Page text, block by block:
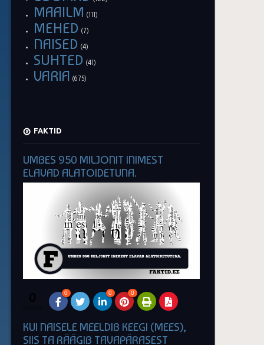
MAAILM (111)
MEHED (7)
NAISED (4)
SUHTED (41)
VARIA (675)
FAKTID
UMBES 950 MILJONIT INIMEST
ELAVAD ALATOIDETUNA.
0 0 0 0
KUI NAISELE MEELDIB KEEGI (MEES),
SIIS TA RÄÄGIB TAVAPÄRASEST